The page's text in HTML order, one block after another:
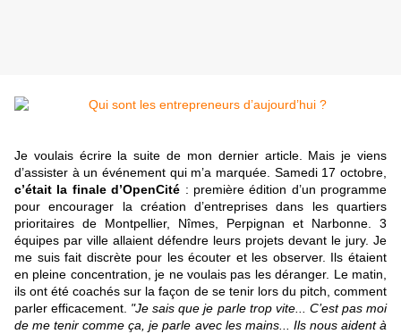
Je voulais écrire la suite de mon dernier article. Mais je viens
d’assister à un événement qui m’a marquée. Samedi 17 octobre,
c’était la finale d’OpenCité : première édition d’un programme
pour encourager la création d’entreprises dans les quartiers
prioritaires de Montpellier, Nîmes, Perpignan et Narbonne. 3
équipes par ville allaient défendre leurs projets devant le jury. Je
me suis fait discrète pour les écouter et les observer. Ils étaient
en pleine concentration, je ne voulais pas les déranger. Le matin,
ils ont été coachés sur la façon de se tenir lors du pitch, comment
parler efficacement. "Je sais que je parle trop vite... C’est pas moi
de me tenir comme ça, je parle avec les mains... Ils nous aident à